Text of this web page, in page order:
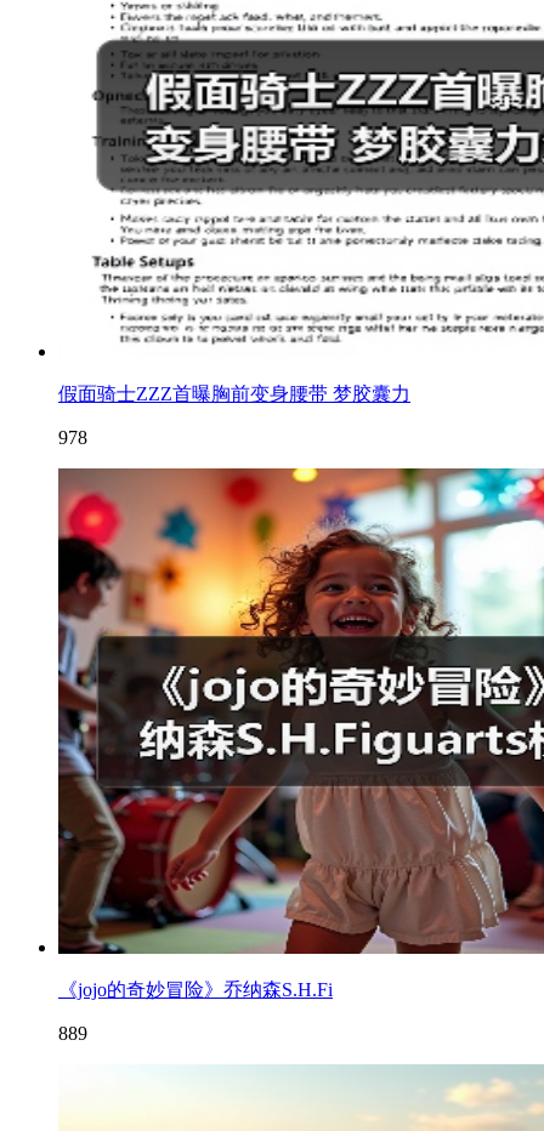
假面骑士ZZZ首曝胸前变身腰带 梦胶囊力
978
《jojo的奇妙冒险》乔纳森S.H.Fi
889